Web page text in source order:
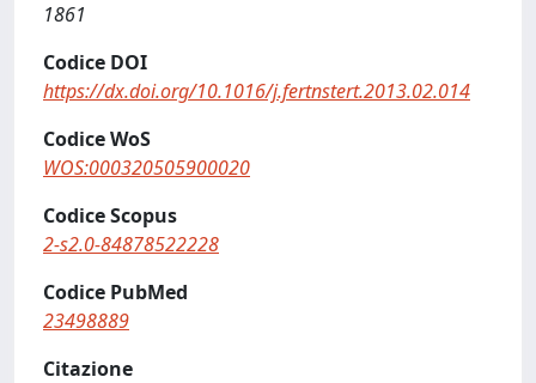
1861
Codice DOI
https://dx.doi.org/10.1016/j.fertnstert.2013.02.014
Codice WoS
WOS:000320505900020
Codice Scopus
2-s2.0-84878522228
Codice PubMed
23498889
Citazione